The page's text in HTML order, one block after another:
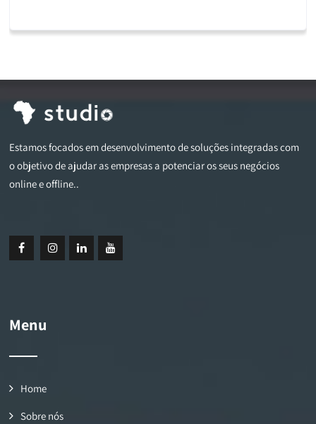
Estamos focados em desenvolvimento de soluções integradas com
o objetivo de ajudar as empresas a potenciar os seus negócios
online e offline..
Menu
Home
Sobre nós